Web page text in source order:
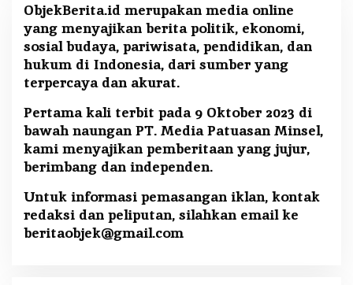
ObjekBerita.id merupakan media online
yang menyajikan berita politik, ekonomi,
sosial budaya, pariwisata, pendidikan, dan
hukum di Indonesia, dari sumber yang
terpercaya dan akurat.
Pertama kali terbit pada 9 Oktober 2023 di
bawah naungan PT. Media Patuasan Minsel,
kami menyajikan pemberitaan yang jujur,
berimbang dan independen.
Untuk informasi pemasangan iklan, kontak
redaksi dan peliputan, silahkan email ke
beritaobjek@gmail.com